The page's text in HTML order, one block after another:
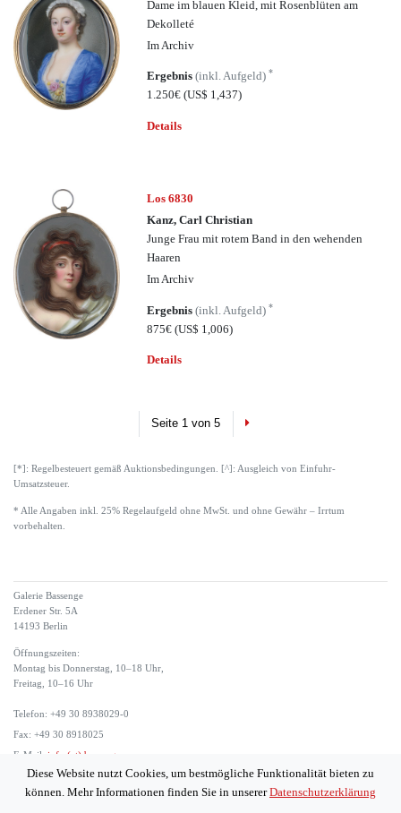
Dame im blauen Kleid, mit Rosenblüten am
Dekolleté
Im Archiv
Ergebnis(inkl. Aufgeld)*
1.250€(US$ 1,437)
Details
Los 6830
Kanz, Carl Christian
Junge Frau mit rotem Band in den wehenden
Haaren
Im Archiv
Ergebnis(inkl. Aufgeld)*
875€(US$ 1,006)
Details
Seite 1 von 5 Next
[*]: Regelbesteuert gemäß Auktionsbedingungen. [^]: Ausgleich von Einfuhr-
Umsatzsteuer.
* Alle Angaben inkl. 25% Regelaufgeld ohne MwSt. und ohne Gewähr – Irrtum
vorbehalten.
Galerie Bassenge
Erdener Str. 5A
14193 Berlin
Öffnungszeiten:
Montag bis Donnerstag, 10–18 Uhr,
Freitag, 10–16 Uhr
Telefon: +49 30 8938029-0
Fax: +49 30 8918025
E-Mail: info (at) bassenge.com
Diese Website nutzt Cookies, um bestmögliche Funktionalität bieten zu
können. Mehr Informationen finden Sie in unsererDatenschutzerklärung